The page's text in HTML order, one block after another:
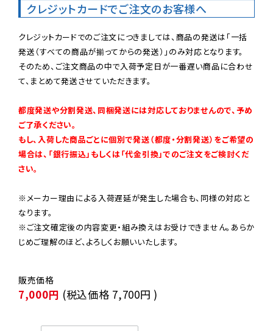
クレジットカードでご注文のお客様へ
クレジットカードでのご注文につきましては、商品の発送は「一括
発送（すべての商品が揃ってからの発送）」のみ対応となります。
そのため、ご注文商品の中で入荷予定日が一番遅い商品に合わせ
て、まとめて発送させていただきます。
都度発送や分割発送、同梱発送には対応しておりませんので、予め
ご了承ください。
もし、入荷した商品ごとに個別で発送（都度・分割発送）をご希望の
場合は、「銀行振込」もしくは「代金引換」でのご注文をご検討くだ
さい。
※メーカー理由による入荷遅延が発生した場合も、同様の対応と
なります。
※ご注文確定後の内容変更・組み換えはお受けできません。あらか
じめご理解のほど、よろしくお願いいたします。
7,000円 (税込価格 7,700円 )